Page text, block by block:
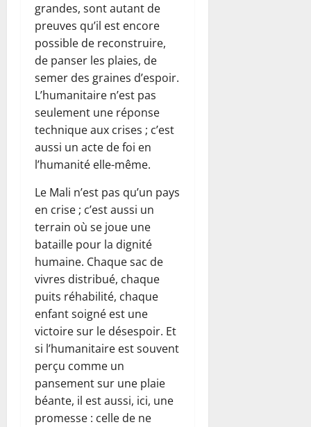
grandes, sont autant de
preuves qu’il est encore
possible de reconstruire,
de panser les plaies, de
semer des graines d’espoir.
L’humanitaire n’est pas
seulement une réponse
technique aux crises ; c’est
aussi un acte de foi en
l’humanité elle-même.
Le Mali n’est pas qu’un pays
en crise ; c’est aussi un
terrain où se joue une
bataille pour la dignité
humaine. Chaque sac de
vivres distribué, chaque
puits réhabilité, chaque
enfant soigné est une
victoire sur le désespoir. Et
si l’humanitaire est souvent
perçu comme un
pansement sur une plaie
béante, il est aussi, ici, une
promesse : celle de ne